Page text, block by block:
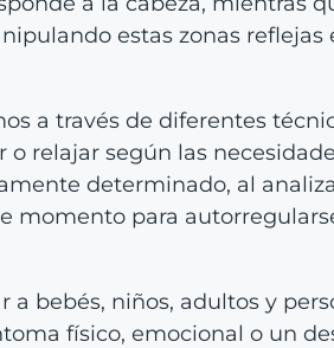
estas zonas
a través de diferentes
relajar según las
determinado, al
momento para
bebés, niños, adultos y
físico, emocional o un